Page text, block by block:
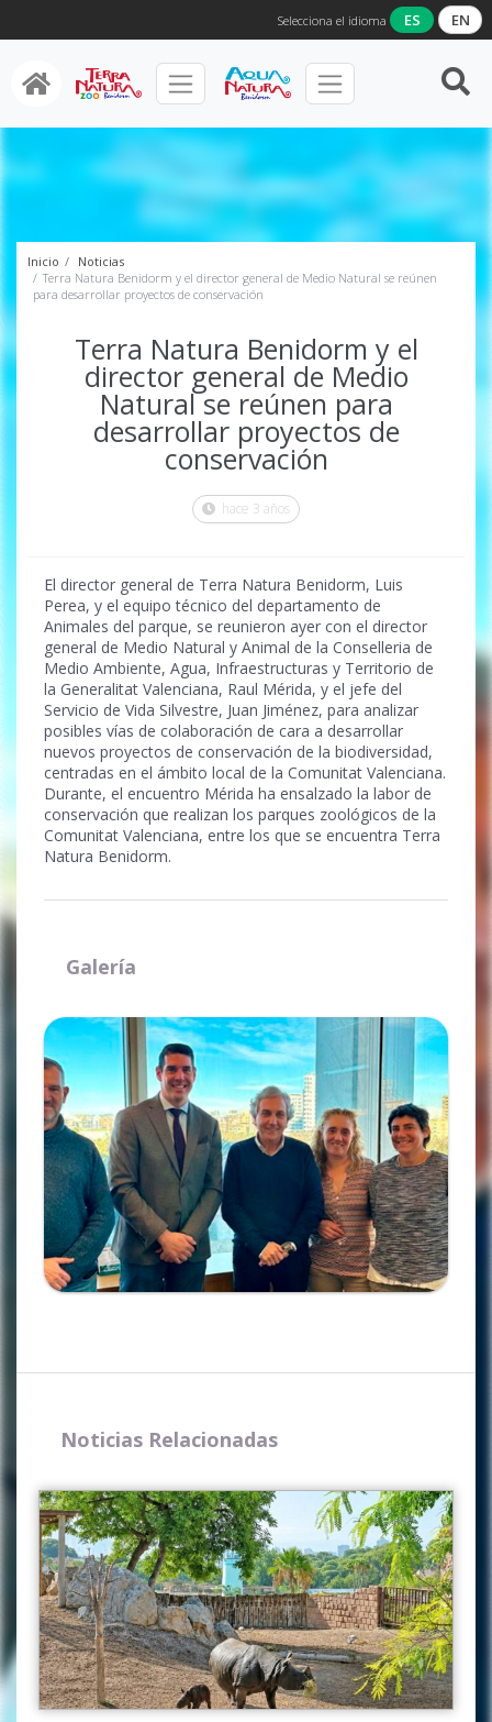
Selecciona el idioma ES EN
Inicio
Noticias
Terra Natura Benidorm y el director general de Medio Natural se reúnen
para desarrollar proyectos de conservación
Terra Natura Benidorm y el
director general de Medio
Natural se reúnen para
desarrollar proyectos de
conservación
hace 3 años
El director general de Terra Natura Benidorm, Luis
Perea, y el equipo técnico del departamento de
Animales del parque, se reunieron ayer con el director
general de Medio Natural y Animal de la Conselleria de
Medio Ambiente, Agua, Infraestructuras y Territorio de
la Generalitat Valenciana, Raul Mérida, y el jefe del
Servicio de Vida Silvestre, Juan Jiménez, para analizar
posibles vías de colaboración de cara a desarrollar
nuevos proyectos de conservación de la biodiversidad,
centradas en el ámbito local de la Comunitat Valenciana.
Durante, el encuentro Mérida ha ensalzado la labor de
conservación que realizan los parques zoológicos de la
Comunitat Valenciana, entre los que se encuentra Terra
Natura Benidorm.
Galería
Ampliar
Noticias Relacionadas